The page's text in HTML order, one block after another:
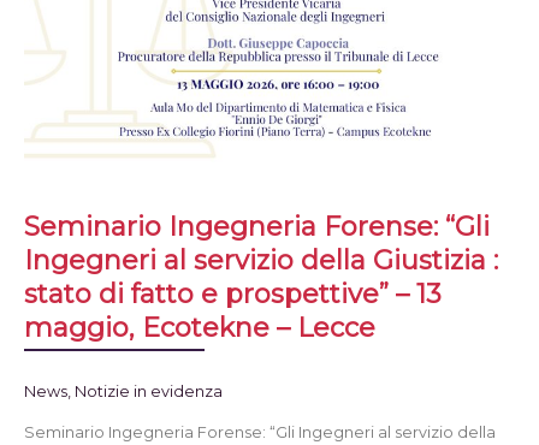
Seminario Ingegneria Forense: “Gli
Ingegneri al servizio della Giustizia :
stato di fatto e prospettive” – 13
maggio, Ecotekne – Lecce
News, Notizie in evidenza
Seminario Ingegneria Forense: “Gli Ingegneri al servizio della